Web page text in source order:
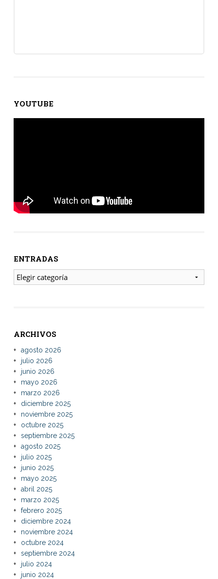
YOUTUBE
ENTRADAS
ENTRADAS
ARCHIVOS
agosto 2026
julio 2026
junio 2026
mayo 2026
marzo 2026
diciembre 2025
noviembre 2025
octubre 2025
septiembre 2025
agosto 2025
julio 2025
junio 2025
mayo 2025
abril 2025
marzo 2025
febrero 2025
diciembre 2024
noviembre 2024
octubre 2024
septiembre 2024
julio 2024
junio 2024